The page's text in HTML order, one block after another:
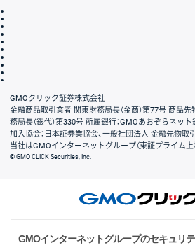
会社案内
GMOクリック証券株式会社
金融商品取引業者 関東財務局長（金商）第77号 商品
務局長（銀代）第330号 所属銀行：GMOあおぞらネッ
加入協会：日本証券業協会、一般社団法人 金融先物取
当社はGMOインターネットグループ（東証プライム上
© GMO CLICK Securities, Inc.
GMOインターネットグループのセキュリ